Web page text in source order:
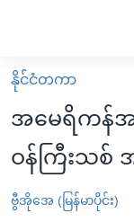
လွယ်ကူ
စေ
သည့်
Link
များ
မူလစာမျက်နှာ
မြန်မာ
ကမ္ဘာ့သတင်းများ
နိုင်ငံတကာ
ဗွီဒီယို
နိုင်ငံတကာ
အမေရိကန်အ
ဝန်ကြီးသစ်
ဗွီအိုအေ (မြန်မာပိုင်း)